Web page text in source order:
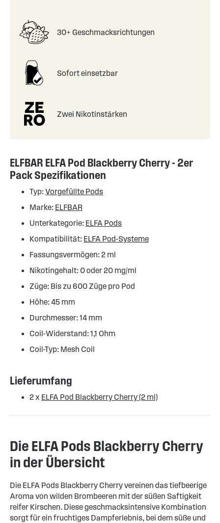
30+ Geschmacksrichtungen
Sofort einsetzbar
Zwei Nikotinstärken
ELFBAR ELFA Pod Blackberry Cherry - 2er
Pack Spezifikationen
Typ:Vorgefüllte Pods
Marke: ELFBAR
Unterkategorie: ELFA Pods
Kompatibilität: ELFA Pod-Systeme
Fassungsvermögen: 2 ml
Nikotingehalt: 0 oder 20 mg/ml
Züge: Bis zu 600 Züge pro Pod
Höhe: 45 mm
Durchmesser: 14 mm
Coil-Widerstand: 1,1 Ohm
Coil-Typ: Mesh Coil
Lieferumfang
2 x ELFA Pod Blackberry Cherry (2 ml)
Die ELFA Pods Blackberry Cherry
in der Übersicht
Die ELFA Pods Blackberry Cherry vereinen das tiefbeerige
Aroma von wilden Brombeeren mit der süßen Saftigkeit
reifer Kirschen. Diese geschmacksintensive Kombination
sorgt für ein fruchtiges Dampferlebnis, bei dem süße und